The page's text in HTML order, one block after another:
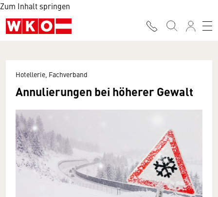
Zum Inhalt springen
Hotellerie, Fachverband
Annulierungen bei höherer Gewalt